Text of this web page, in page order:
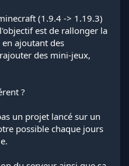
(1.9.4 -> 1.19.3)
est de rallonger la
ajoutant des
des mini-jeux,
?
un projet lancé sur un
possible chaque jours